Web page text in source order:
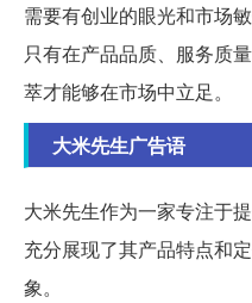
需要有创业的眼光和市场
只有在产品品质、服务质
萃才能够在市场中立足。
大米先生广告语
大米先生作为一家专注于
充分展现了其产品特点和
象。